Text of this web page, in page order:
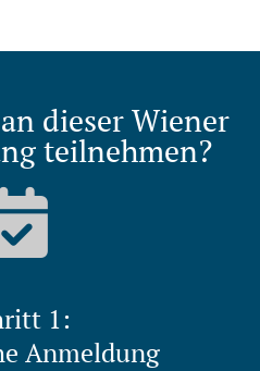
dieser Wiener
teilnehmen?
1:
Anmeldung